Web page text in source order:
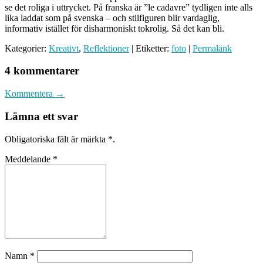
se det roliga i uttrycket. På franska är ”le cadavre” tydligen inte alls
lika laddat som på svenska – och stilfiguren blir vardaglig,
informativ istället för disharmoniskt tokrolig. Så det kan bli.
Kategorier: Kreativt, Reflektioner| Etiketter: foto | Permalänk
4 kommentarer
Kommentera →
Lämna ett svar
Obligatoriska fält är märkta *.
Meddelande *
Namn *